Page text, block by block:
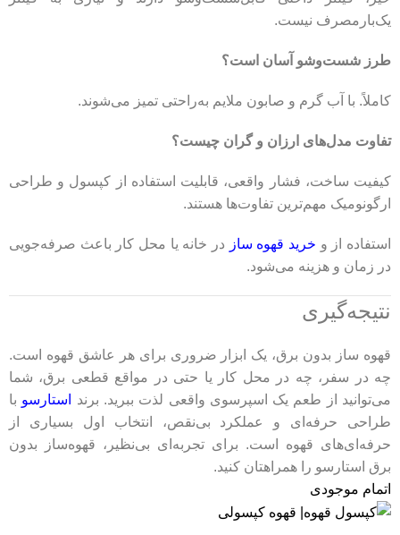
یک‌بارمصرف نیست.
طرز شست‌وشو آسان است؟
کاملاً. با آب گرم و صابون ملایم به‌راحتی تمیز می‌شوند.
تفاوت مدل‌های ارزان و گران چیست؟
کیفیت ساخت، فشار واقعی، قابلیت استفاده از کپسول و طراحی
ارگونومیک مهم‌ترین تفاوت‌ها هستند.
استفاده از و خرید قهوه ساز در خانه یا محل کار باعث صرفه‌جویی
در زمان و هزینه می‌شود.
نتیجه‌گیری
قهوه ساز بدون برق، یک ابزار ضروری برای هر عاشق قهوه‌ است.
چه در سفر، چه در محل کار یا حتی در مواقع قطعی برق، شما
می‌توانید از طعم یک اسپرسوی واقعی لذت ببرید. برند
استارسو با
طراحی حرفه‌ای و عملکرد بی‌نقص، انتخاب اول بسیاری از
حرفه‌ای‌های قهوه است. برای تجربه‌ای بی‌نظیر، قهوه‌ساز بدون
برق استارسو را همراهتان کنید.
اتمام موجودی